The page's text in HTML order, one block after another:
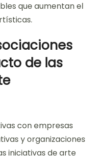
que aumentan el
de las
con empresas
y organizaciones
iniciativas de arte